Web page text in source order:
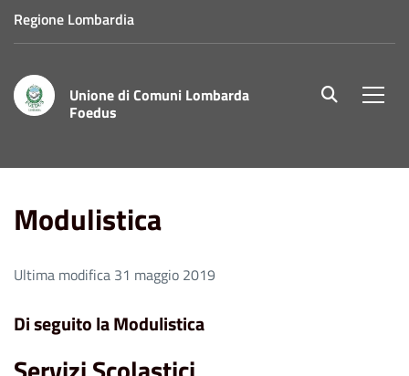
Regione Lombardia
Unione di Comuni Lombarda
Foedus
site.searc
Modulistica
Ultima modifica 31 maggio 2019
Di seguito la Modulistica